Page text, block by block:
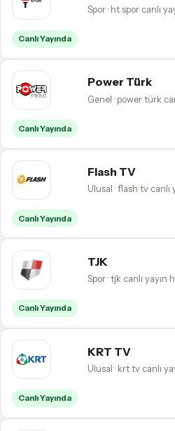
Spor · ht spor canlı
Canlı Yayında
Power Türk
Genel · power türk
Canlı Yayında
Flash TV
Ulusal · flash tv canlı
Canlı Yayında
TJK
Spor · tjk canlı yayın
Canlı Yayında
KRT TV
Ulusal · krt tv canlı
Canlı Yayında